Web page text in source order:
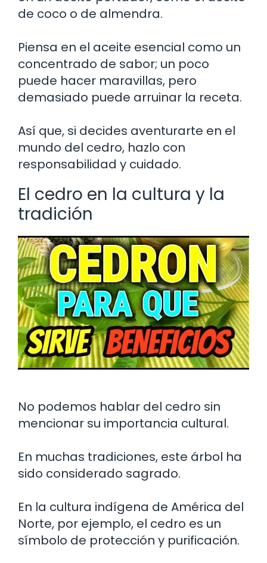
de coco o de almendra.
Piensa en el aceite esencial como un
concentrado de sabor; un poco
puede hacer maravillas, pero
demasiado puede arruinar la receta.
Así que, si decides aventurarte en el
mundo del cedro, hazlo con
responsabilidad y cuidado.
El cedro en la cultura y la
tradición
No podemos hablar del cedro sin
mencionar su importancia cultural.
En muchas tradiciones, este árbol ha
sido considerado sagrado.
En la cultura indígena de América del
Norte, por ejemplo, el cedro es un
símbolo de protección y purificación.